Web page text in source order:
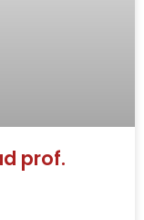
prof.